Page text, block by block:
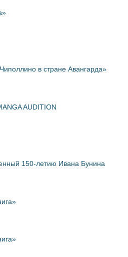
в стране Авангарда»
AUDITION
150-летию Ивана Бунина